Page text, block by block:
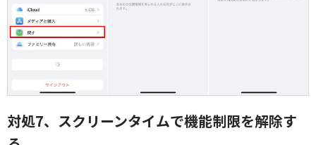
対処7、スクリーンタイムで機能制限を解除す